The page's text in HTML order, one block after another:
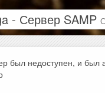
- Сервер SAMP
был недоступен, и